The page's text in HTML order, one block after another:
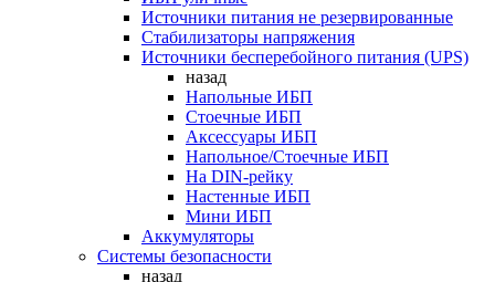
Источники питания не резервированные
Стабилизаторы напряжения
Источники бесперебойного питания (UPS)
назад
Напольные ИБП
Стоечные ИБП
Аксессуары ИБП
Напольное/Стоечные ИБП
На DIN-рейку
Настенные ИБП
Мини ИБП
Аккумуляторы
Системы безопасности
назад